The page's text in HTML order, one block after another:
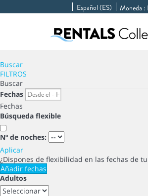
Español (ES) Moneda :
Buscar
FILTROS
Buscar
Fechas
Fechas
Búsqueda flexible
Nº de noches:
Aplicar
¿Dispones de flexibilidad en las fechas de
Añadir fechas
Adultos